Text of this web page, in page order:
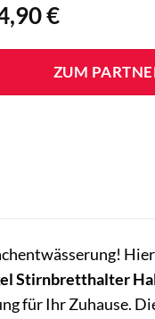
€
ZUM
Stirnbretthalter
für Ihr Zuhause.